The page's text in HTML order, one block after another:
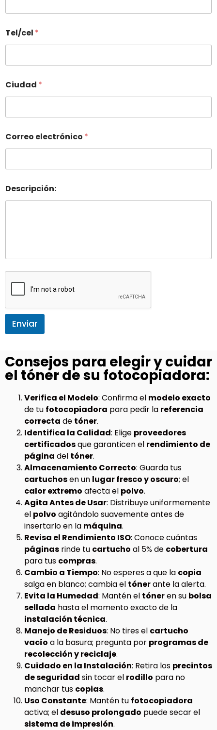
Tel/cel *
Ciudad *
Correo electrónico *
Descripción:
Enviar
Consejos para elegir y cuidar
el tóner de su fotocopiadora:
Verifica el Modelo: Confirma el modelo exacto
de tu fotocopiadora para pedir la referencia
correcta de tóner.
Identifica la Calidad: Elige proveedores
certificadosque garanticen el rendimiento de
página del tóner.
Almacenamiento Correcto: Guarda tus
cartuchosen un lugar fresco y oscuro; el
calor extremo afecta el polvo.
Agita Antes de Usar: Distribuye uniformemente
el polvo agitándolo suavemente antes de
insertarlo en la máquina.
Revisa el Rendimiento ISO: Conoce cuántas
páginas rinde tu cartucho al 5% de cobertura
para tus compras.
Cambio a Tiempo: No esperes a que la copia
salga en blanco; cambia el tónerante la alerta.
Evita la Humedad: Mantén el tóneren su bolsa
sellada hasta el momento exacto de la
instalación técnica.
Manejo de Residuos: No tires el cartucho
vacío a la basura; pregunta por programas de
recolección y reciclaje.
Cuidado en la Instalación: Retira los precintos
de seguridad sin tocar el rodillo para no
manchar tus copias.
Uso Constante: Mantén tu fotocopiadora
activa; el desuso prolongado puede secar el
sistema de impresión.